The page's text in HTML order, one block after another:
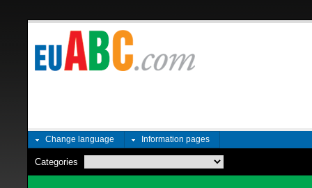
Change language Information pages
Categories